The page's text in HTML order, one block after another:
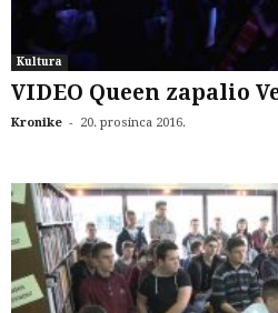
Kultura
VIDEO Queen zapalio
Kronike - 20. prosinca 2016.